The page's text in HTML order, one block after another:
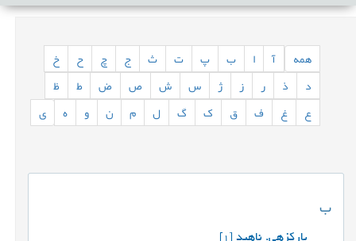
همه ب پ ت ث ج چ ح
خ
د
ذ ر ز ژ س ش ص ض ط
ظ
ع
غ ف ق ک گ ل م ن و ه ی
ب
بارکزهی. ناهید[1]